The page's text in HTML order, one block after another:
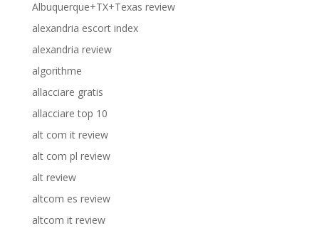
Albuquerque+TX+Texas review
alexandria escort index
alexandria review
algorithme
allacciare gratis
allacciare top 10
alt com it review
alt com pl review
alt review
altcom es review
altcom it review